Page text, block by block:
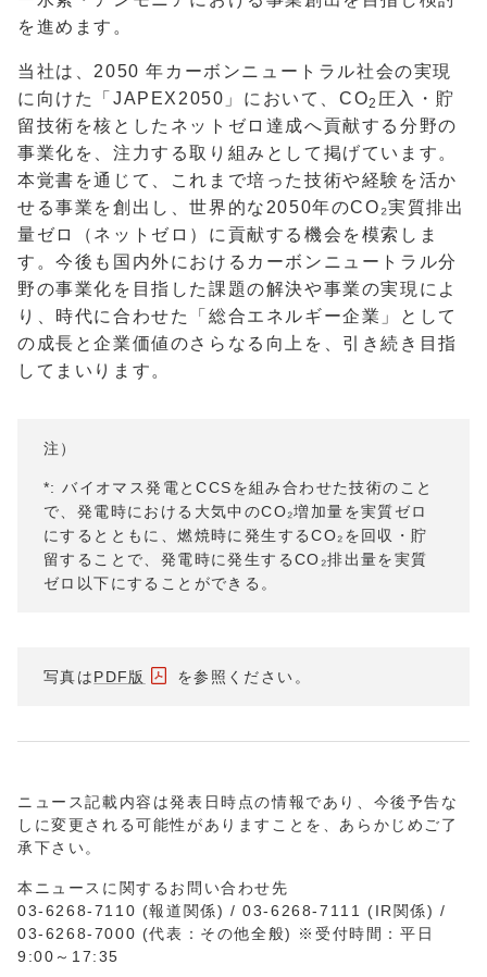
を進めます。
当社は、 2050年カーボンニュートラル社会の実現
に向けた「 JAPEX2050 」において、CO2 圧入・貯
留技術を核としたネットゼロ達成へ貢献する分野の
事業化を、注力する取り組みとして掲げています。
本覚書を通じて、これまで培った技術や経験を活か
せる事業を創出し、世界的な 2050年のCO₂実質排出
量ゼロ（ネットゼロ）に貢献する機会を模索しま
す。今後も国内外におけるカーボンニュートラル分
野の事業化を目指した課題の解決や事業の実現によ
り、時代に合わせた「総合エネルギー企業」として
の成長と企業価値のさらなる向上を、引き続き目指
してまいります。
注）
*: バイオマス発電とCCSを組み合わせた技術のこと
で、発電時における大気中のCO₂増加量を実質ゼロ
にするとともに、燃焼時に発生するCO₂を回収・貯
留することで、発電時に発生するCO₂排出量を実質
ゼロ以下にすることができる。
写真はPDF版 を参照ください。
ニュース記載内容は発表日時点の情報であり、今後予告な
しに変更される可能性がありますことを、あらかじめご了
承下さい。
本ニュースに関するお問い合わせ先
03-6268-7110 (報道関係) / 03-6268-7111 (IR関係) /
03-6268-7000 (代表：その他全般) ※受付時間：平日
9:00～17:35